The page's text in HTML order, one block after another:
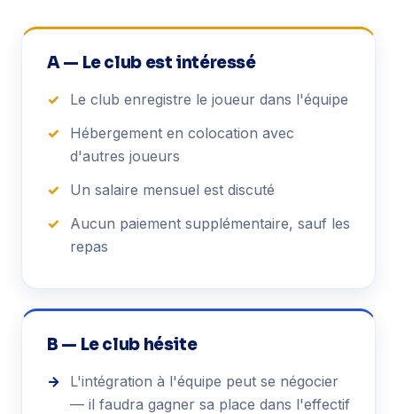
A — Le club est intéressé
✓
Le club enregistre le joueur dans l'équipe
✓
Hébergement en colocation avec
d'autres joueurs
✓
Un salaire mensuel est discuté
✓
Aucun paiement supplémentaire, sauf les
repas
B — Le club hésite
→
L'intégration à l'équipe peut se négocier
— il faudra gagner sa place dans l'effectif